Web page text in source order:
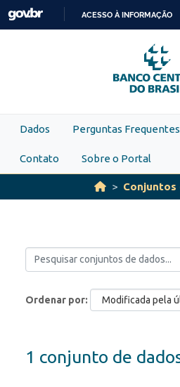
Skip to main content
PARA
O
ACESSO À INFORMAÇÃO
Dados Perguntas Frequentes
Contato Sobre o Portal
Conjuntos
Ordenar por
1 conjunto de